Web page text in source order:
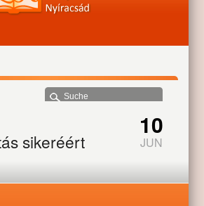
A nyelvtanítás sikeréért
sikeréért
Pazonyi Erika tanárnő sikeres
10
JUN